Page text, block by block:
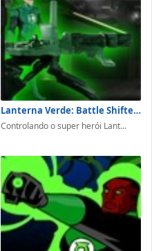
Lanterna Verde: Battle Shifters
Controlando o super herói Lant...